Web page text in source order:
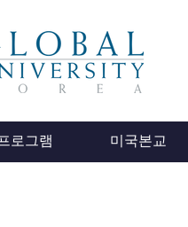
로그램 미국본교